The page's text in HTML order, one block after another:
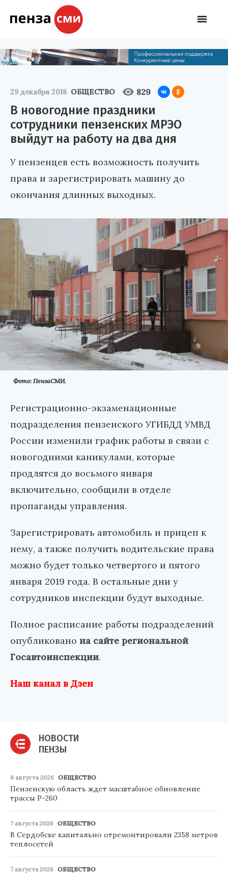
29 декабря 2018 ОБЩЕСТВО 829
В новогодние праздники
сотрудники пензенских МРЭО
выйдут на работу на два дня
У пензенцев есть возможность получить
права и зарегистрировать машину до
окончания длинных выходных.
Фото: ПензаСМИ.
Регистрационно-экзаменационные
подразделения пензенского УГИБДД УМВД
России изменили график работы в связи с
новогодними каникулами, которые
продлятся до восьмого января
включительно, сообщили в отделе
пропаганды управления.
Зарегистрировать автомобиль и прицеп к
нему, а также получить водительские права
можно будет только четвертого и пятого
января 2019 года. В остальные дни у
сотрудников инспекции будут выходные.
Полное расписание работы подразделений
опубликовано на сайте региональной
Госавтоинспекции.
Наш канал в Дзен
НОВОСТИ
ПЕНЗЫ
8 августа 2026 ОБЩЕСТВО
Пензенскую область ждет масштабное обновление
трассы Р-260
7 августа 2026 ОБЩЕСТВО
В Сердобске капитально отремонтировали 2358 метров
теплосетей
7 августа 2026 ОБЩЕСТВО